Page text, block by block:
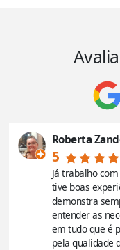
Roberta
5
Já trabalho
tive boas
demonstra
entender as
em tudo que é
pela qualidade